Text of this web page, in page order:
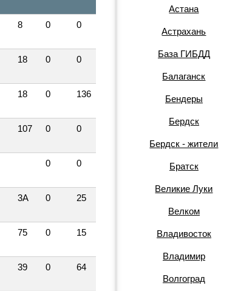
8 0 0
18 0 0
18 0 136
107 0 0
0 0
3А 0 25
75 0 15
39 0 64
Астана
Астрахань
База ГИБДД
Балаганск
Бендеры
Бердск
Бердск - жители
Братск
Великие Луки
Велком
Владивосток
Владимир
Волгоград